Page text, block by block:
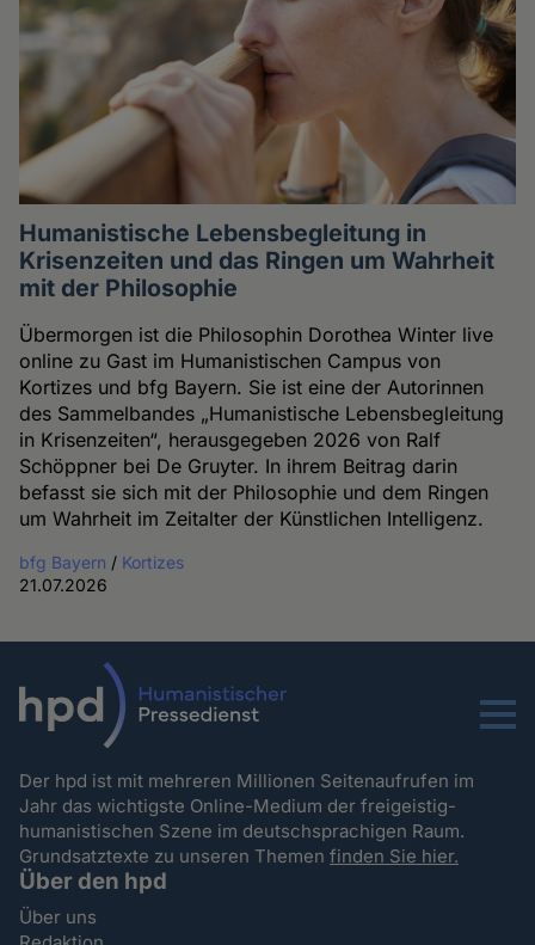
Humanistische Lebensbegleitung in
Krisenzeiten und das Ringen um Wahrheit
mit der Philosophie
Übermorgen ist die Philosophin Dorothea Winter live
online zu Gast im Humanistischen Campus von
Kortizes und bfg Bayern. Sie ist eine der Autorinnen
des Sammelbandes „Humanistische Lebensbegleitung
in Krisenzeiten“, herausgegeben 2026 von Ralf
Schöppner bei De Gruyter. In ihrem Beitrag darin
befasst sie sich mit der Philosophie und dem Ringen
um Wahrheit im Zeitalter der Künstlichen Intelligenz.
bfg Bayern / Kortizes
21.07.2026
Menu
Der hpd ist mit mehreren Millionen Seitenaufrufen im
Jahr das wichtigste Online-Medium der freigeistig-
humanistischen Szene im deutschsprachigen Raum.
Grundsatztexte zu unseren Themenfinden Sie hier.
Über den hpd
Über uns